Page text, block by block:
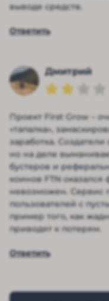
выводе средств.
Ответить
Дмитрий
Проект First Grow –
«тапалка»,
заработка.
но на деле
бустеров и
коинов FTN
невозможен. Сервис
пользователей с
пример того, как
приводят к потерям.
Ответить